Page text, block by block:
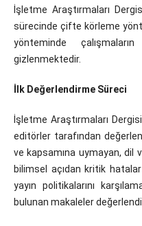
İşletme Araştırmaları
sürecinde çifte körleme
yönteminde
gizlenmektedir.
İlk Değerlendirme Süreci
İşletme Araştırmaları
editörler tarafından
ve kapsamına uymayan, dil
bilimsel açıdan kritik
yayın politikalarını
bulunan makaleler